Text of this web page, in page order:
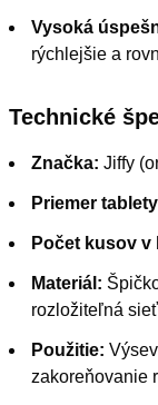
Vysoká
rýchlejšie a
Technické
Značka: Jiffy
Priemer
Počet kusov v
Materiál:
rozložiteľná
Použitie:
zakoreňovanie